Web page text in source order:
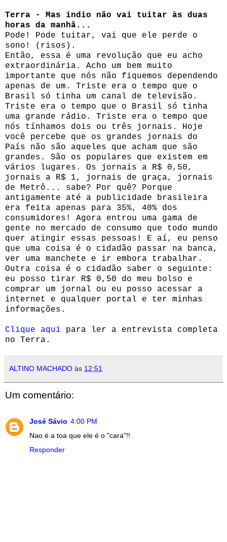
Terra - Mas índio não vai tuitar às duas
horas da manhã...
Pode! Pode tuitar, vai que ele perde o
sono! (risos).
Então, essa é uma revolução que eu acho
extraordinária. Acho um bem muito
importante que nós não fiquemos dependendo
apenas de um. Triste era o tempo que o
Brasil só tinha um canal de televisão.
Triste era o tempo que o Brasil só tinha
uma grande rádio. Triste era o tempo que
nós tínhamos dois ou três jornais. Hoje
você percebe que os grandes jornais do
País não são aqueles que acham que são
grandes. São os populares que existem em
vários lugares. Os jornais a R$ 0,50,
jornais a R$ 1, jornais de graça, jornais
de Metrô... sabe? Por quê? Porque
antigamente até a publicidade brasileira
era feita apenas para 35%, 40% dos
consumidores! Agora entrou uma gama de
gente no mercado de consumo que todo mundo
quer atingir essas pessoas! E aí, eu penso
que uma coisa é o cidadão passar na banca,
ver uma manchete e ir embora trabalhar.
Outra coisa é o cidadão saber o seguinte:
eu posso tirar R$ 0,50 do meu bolso e
comprar um jornal ou eu posso acessar a
internet e qualquer portal e ter minhas
informações.
Clique aqui para ler a entrevista completa
no Terra.
ALTINO MACHADO às 12:51
Um comentário:
José Sávio 4:00 PM
Nao é a toa que ele é o "cara"!!
Responder